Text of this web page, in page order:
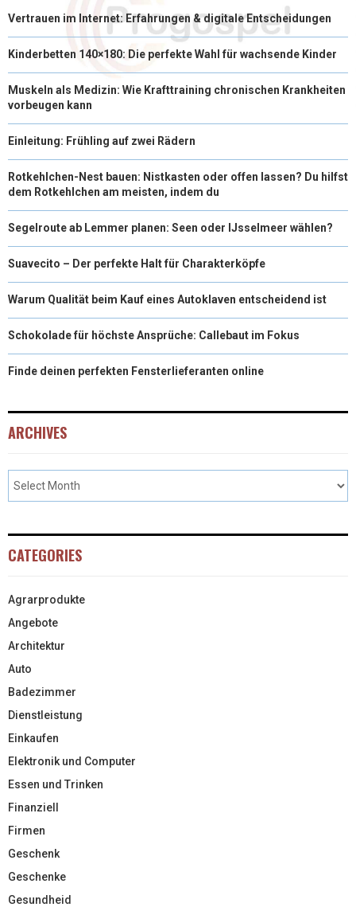
Vertrauen im Internet: Erfahrungen & digitale Entscheidungen
Kinderbetten 140×180: Die perfekte Wahl für wachsende Kinder
Muskeln als Medizin: Wie Krafttraining chronischen Krankheiten
vorbeugen kann
Einleitung: Frühling auf zwei Rädern
Rotkehlchen-Nest bauen: Nistkasten oder offen lassen? Du hilfst
dem Rotkehlchen am meisten, indem du
Segelroute ab Lemmer planen: Seen oder IJsselmeer wählen?
Suavecito – Der perfekte Halt für Charakterköpfe
Warum Qualität beim Kauf eines Autoklaven entscheidend ist
Schokolade für höchste Ansprüche: Callebaut im Fokus
Finde deinen perfekten Fensterlieferanten online
ARCHIVES
CATEGORIES
Agrarprodukte
Angebote
Architektur
Auto
Badezimmer
Dienstleistung
Einkaufen
Elektronik und Computer
Essen und Trinken
Finanziell
Firmen
Geschenk
Geschenke
Gesundheid